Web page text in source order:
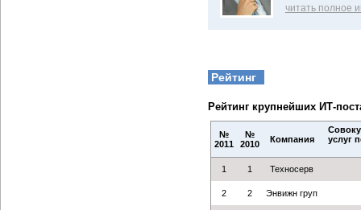
читать полное
Рейтинг
Рейтинг крупнейших ИТ-
№
2011
№
2010
Компания
услуг
1 1 Техносерв
2 2 Энвижн груп